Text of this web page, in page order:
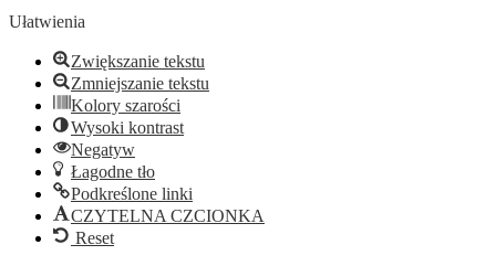
Ułatwienia
Zwiększanie tekstu
Zmniejszanie tekstu
Kolory szarości
Wysoki kontrast
Negatyw
Łagodne tło
Podkreślone linki
CZYTELNA CZCIONKA
Reset